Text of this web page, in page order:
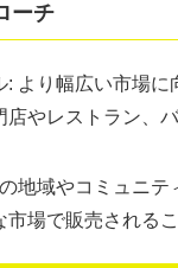
ーチ
: より幅広い市場に
店やレストラン、
地域やコミュニテ
場で販売されるこ